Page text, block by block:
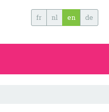
fr nl en de